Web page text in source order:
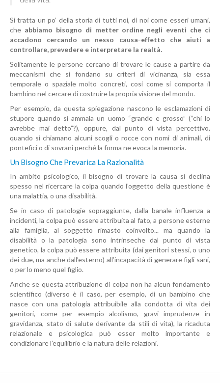
Si tratta un po’ della storia di tutti noi, di noi come esseri umani,
che abbiamo bisogno di metter ordine negli eventi che ci
accadono cercando un nesso causa-effetto che aiuti a
controllare, prevedere e interpretare la realtà.
Solitamente le persone cercano di trovare le cause a partire da
meccanismi che si fondano su criteri di vicinanza, sia essa
temporale o spaziale molto concreti, cosi come si comporta il
bambino nel cercare di costruire la propria visione del mondo.
Per esempio, da questa spiegazione nascono le esclamazioni di
stupore quando si ammala un uomo “grande e grosso” (“chi lo
avrebbe mai detto”?), oppure, dal punto di vista percettivo,
quando si chiamano alcuni scogli o rocce con nomi di animali, di
pontefici o di sovrani perché la forma ne evoca la memoria.
Un Bisogno Che Prevarica La Razionalità
In ambito psicologico, il bisogno di trovare la causa si declina
spesso nel ricercare la colpa quando l’oggetto della questione è
una malattia, o una disabilità.
Se in caso di patologie sopraggiunte, dalla banale influenza a
incidenti, la colpa può essere attribuita al fato, a persone esterne
alla famiglia, al soggetto rimasto coinvolto... ma quando la
disabilità o la patologia sono intrinseche dal punto di vista
genetico, la colpa può essere attribuita (dai genitori stessi, o uno
dei due, ma anche dall’esterno) all’incapacità di generare figli sani,
o per lo meno quel figlio.
Anche se questa attribuzione di colpa non ha alcun fondamento
scientifico (diverso è il caso, per esempio, di un bambino che
nasce con una patologia attribuibile alla condotta di vita dei
genitori, come per esempio alcolismo, gravi imprudenze in
gravidanza, stato di salute derivante da stili di vita), la ricaduta
relazionale e psicologica può esser molto importante e
condizionare l’equilibrio e la natura delle relazioni.